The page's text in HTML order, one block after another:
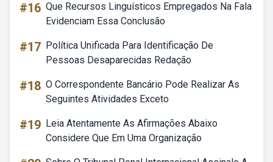
#16 Que Recursos Linguísticos Empregados Na Fala
Evidenciam Essa Conclusão
#17 Política Unificada Para Identificação De
Pessoas Desaparecidas Redação
#18 O Correspondente Bancário Pode Realizar As
Seguintes Atividades Exceto
#19 Leia Atentamente As Afirmações Abaixo
Considere Que Em Uma Organização